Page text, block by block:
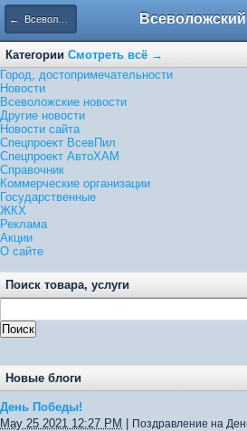
← Всеволожские новости
Категории Смотреть всё →
Город, достопримечательности
Новости
Всеволожские новости
Другие новости
Новости сайта
Спецпроект ВсевПил
Спецпроект АвтоХАМ
Справочник
Коммерческие организации
Государственные
ЖКХ
Реклама
Акции
О сайте
Поиск товара, услуги
Новые блоги
День Победы!
May 25 2021 12:27 PM
Поздравление на